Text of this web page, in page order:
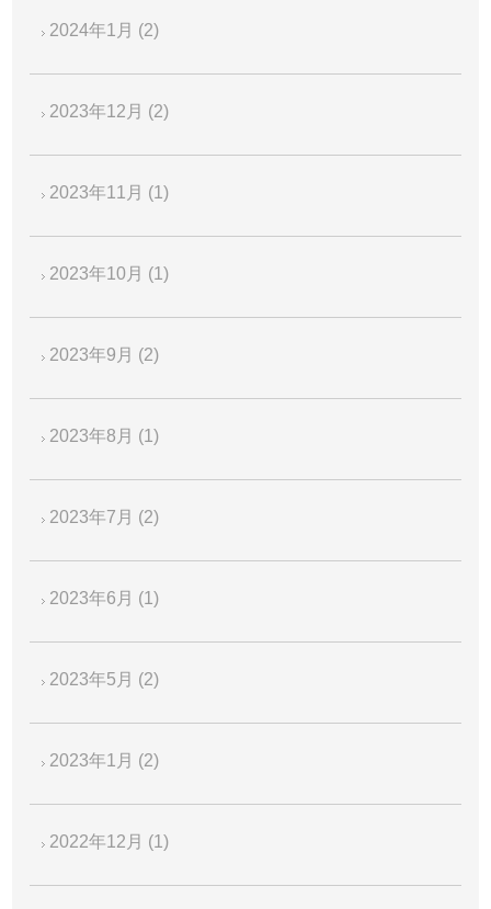
2024年1月 (2)
2023年12月 (2)
2023年11月 (1)
2023年10月 (1)
2023年9月 (2)
2023年8月 (1)
2023年7月 (2)
2023年6月 (1)
2023年5月 (2)
2023年1月 (2)
2022年12月 (1)